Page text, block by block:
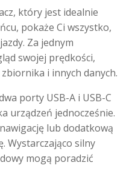
który jest idealnie
pokaże Ci wszystko,
Za jednym
swojej prędkości,
i innych danych.
porty USB-A i USB-C
urządzeń jednocześnie.
lub dodatkową
Wystarczająco silny
mogą poradzić